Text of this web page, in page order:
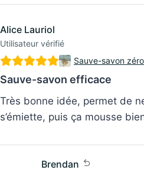
Utilisateur vérifié
Sauve-savon efficace
Très bonne idée, permet de
s’émiette, puis ça mousse
Brendan
Évaluateur